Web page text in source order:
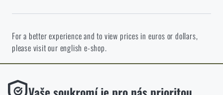
Ve vámi vybraném jazyce stránka neexistuje. Můžete tedy zůstat
zde, nebo přejít na hlavní stránku cílového jazyka. Jakou možnost
si vyberete?
PŘEJÍT DO KOŠÍKU
ODEJÍT
ROZUMÍM, POKRAČOVAT
For a better experience and to view prices in euros or dollars,
please visit our english e-shop.
Funkční